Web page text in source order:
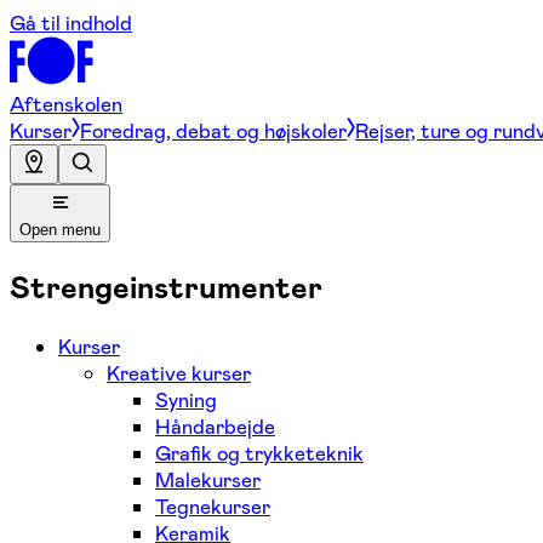
Gå til indhold
Aftenskolen
Kurser Foredrag, debat og højskoler Rejser, ture og
Open menu
Strengeinstrumenter
Kurser
Kreative kurser
Syning
Håndarbejde
Grafik og trykketeknik
Malekurser
Tegnekurser
Keramik